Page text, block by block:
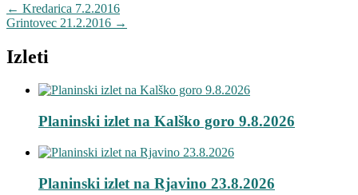
← Kredarica 7.2.2016
Grintovec 21.2.2016 →
Izleti
Planinski izlet na Kalško goro 9.8.2026
Planinski izlet na Rjavino 23.8.2026